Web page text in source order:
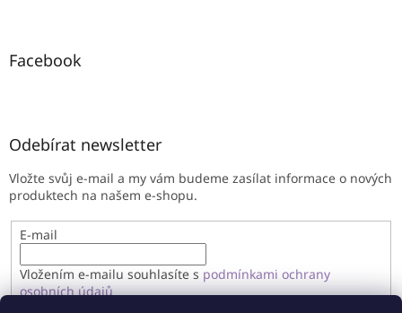
Facebook
Odebírat newsletter
Vložte svůj e-mail a my vám budeme zasílat informace o nových
produktech na našem e-shopu.
E-mail
Vložením e-mailu souhlasíte s podmínkami ochrany
osobních údajů